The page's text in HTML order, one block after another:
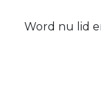
Word nu lid